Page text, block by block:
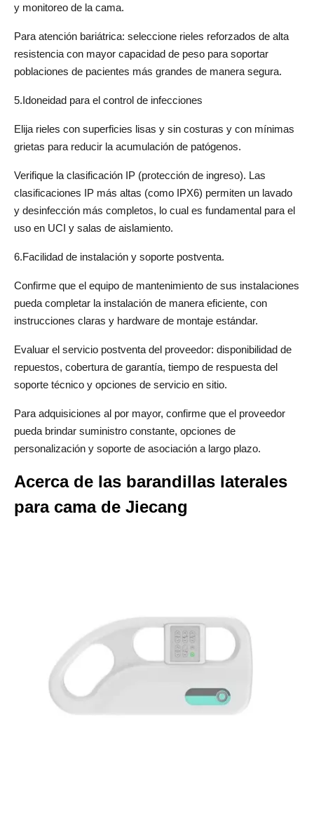
y monitoreo de la cama.
Para atención bariátrica: seleccione rieles reforzados de alta
resistencia con mayor capacidad de peso para soportar
poblaciones de pacientes más grandes de manera segura.
5.Idoneidad para el control de infecciones
Elija rieles con superficies lisas y sin costuras y con mínimas
grietas para reducir la acumulación de patógenos.
Verifique la clasificación IP (protección de ingreso). Las
clasificaciones IP más altas (como IPX6) permiten un lavado
y desinfección más completos, lo cual es fundamental para el
uso en UCI y salas de aislamiento.
6.Facilidad de instalación y soporte postventa.
Confirme que el equipo de mantenimiento de sus instalaciones
pueda completar la instalación de manera eficiente, con
instrucciones claras y hardware de montaje estándar.
Evaluar el servicio postventa del proveedor: disponibilidad de
repuestos, cobertura de garantía, tiempo de respuesta del
soporte técnico y opciones de servicio en sitio.
Para adquisiciones al por mayor, confirme que el proveedor
pueda brindar suministro constante, opciones de
personalización y soporte de asociación a largo plazo.
Acerca de las barandillas laterales
para cama de Jiecang